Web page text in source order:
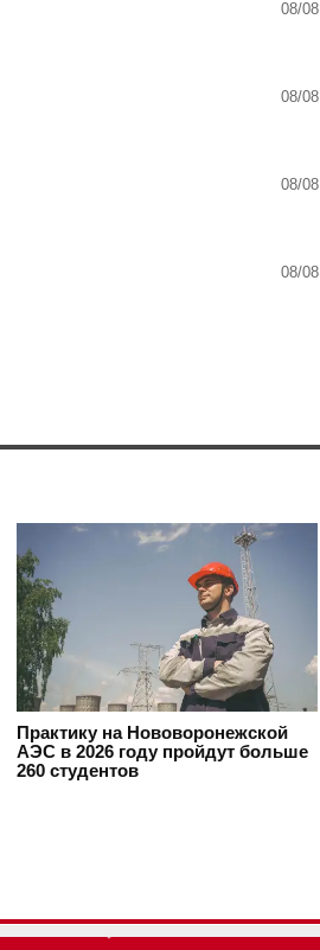
08/08
08/08
08/08
08/08
Практику на Нововоронежской
АЭС в 2026 году пройдут больше
260 студентов